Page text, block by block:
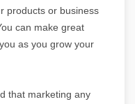
products or business
can make great
as you grow your
that marketing any